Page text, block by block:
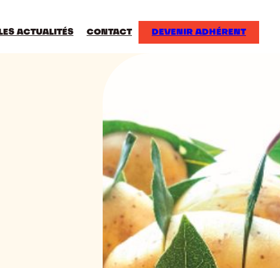
LES ACTUALITÉS CONTACT DEVENIR ADHÉRENT